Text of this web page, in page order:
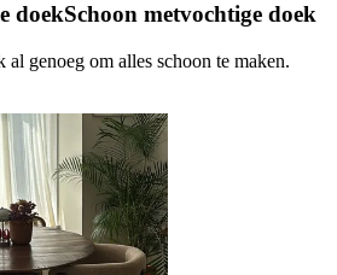
doekSchoon metvochtige doek
genoeg om alles schoon te maken.